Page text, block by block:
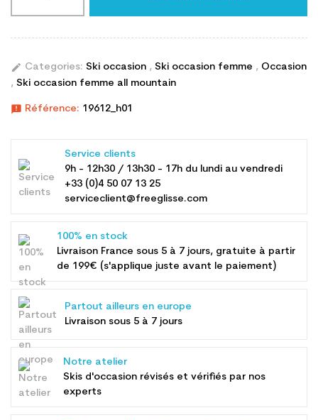
edit Categories: Ski occasion , Ski occasion femme , Occasion
, Ski occasion femme all mountain
announcement Référence: 19612_h01
Service clients
9h - 12h30 / 13h30 - 17h du lundi au vendredi
+33 (0)4 50 07 13 25
serviceclient@freeglisse.com
100% en stock
Livraison France sous 5 à 7 jours, gratuite à partir
de 199€ (s'applique juste avant le paiement)
Partout ailleurs en europe
Livraison sous 5 à 7 jours
Notre atelier
Skis d'occasion révisés et vérifiés par nos
experts